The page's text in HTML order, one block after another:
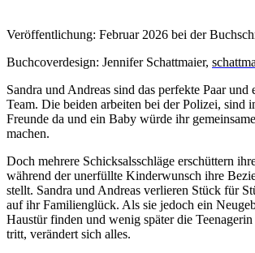
Veröffentlichung: Februar 2026 bei der
Buchcoverdesign: Jennifer Schattmaier,
Sandra und Andreas sind das perfekte Paar und
Team. Die beiden arbeiten bei der Polizei, sind
Freunde da und ein Baby würde ihr
machen.
Doch mehrere Schicksalsschläge erschüttern
während der unerfüllte Kinderwunsch ihre
stellt. Sandra und Andreas verlieren Stück für
auf ihr Familienglück. Als sie jedoch ein
Haustür finden und wenig später die
tritt, verändert sich alles.